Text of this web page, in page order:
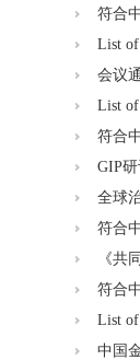
符合
List of
会议
List of
符合
GIP
全球
符合
《共
符合
List of
中国